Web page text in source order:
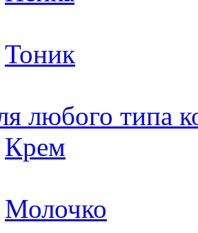
Тоник
любого типа
Крем
Молочко